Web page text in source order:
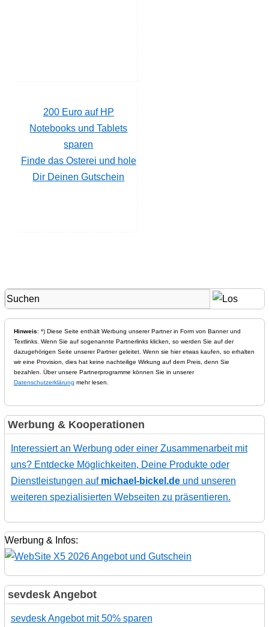
200 Euro auf HP
Notebooks und Tablets
sparen
Finde das Osterei und hole
Dir Deinen Gutschein
Hinweis: *) Diese Seite enthält Werbung unserer Partner in Form von Banner und
Textlinks. Wenn Sie auf sogenannte Partnerlinks klicken, so werden Sie auf der
dazugehörigen Seite unserer Partner geleitet. Wenn sie hier etwas kaufen, so erhalten
wir eine Provision, dies hat keine nachteilige Wirkung auf dem Preis, denn Sie
bezahlen. Über unsere Partnerprogramme können Sie in unserer
Datenschutzerklärung mehr lesen.
Werbung & Kooperationen
Interessiert an Werbung oder einer Zusammenarbeit mit
uns? Entdecke Möglichkeiten, Deine Produkte oder
Dienstleistungen auf michael-bickel.deund unseren
weiteren spezialisierten Webseiten zu präsentieren.
Werbung & Infos:
sevdesk Angebot
sevdesk Angebot mit 50% sparen